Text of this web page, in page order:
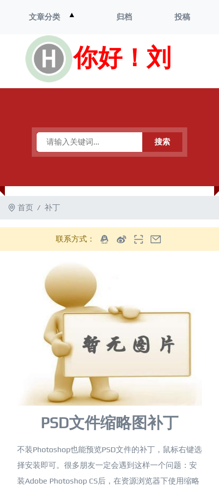
你好！刘
文章分类 ▲
单
归档 投稿
搜索
首页 补丁
联系方式：
PSD文件缩略图补丁
不装Photoshop也能预览PSD文件的补丁，鼠标右键选
择安装即可。很多朋友一定会遇到这样一个问题：安
装Adobe Photoshop CS后，在资源浏览器下使用缩略